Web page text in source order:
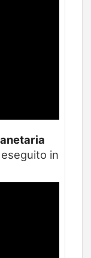
in